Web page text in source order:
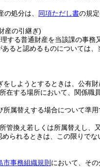
の処分は、 同項ただし書の規
産の引継ぎ)
する普通財産を当該課の事
ると認めるものについては
しようとするときは、公有
在する場所において、関係職
属替えする場合について準用
管換え若しくは所属替えし
られるときは、この限りでな
市事務組織規則 において、そ